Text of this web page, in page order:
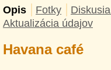
Opis Fotky Diskusia
Aktualizácia údajov
Havana café